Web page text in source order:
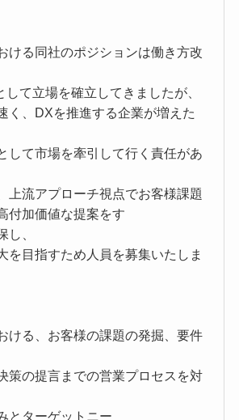
ける同社のポジションは働き方改
して立場を確立してきましたが、
く、DXを推進する企業が増えた
して市場を牽引して行く責任があ
上流アプローチ視点でお客様課題
付加価値な提案をす
し、
を目指すため人員を募集いたしま
ける、お客様の課題の発掘、要件
策の提言までの営業プロセスを対
とターゲットニー